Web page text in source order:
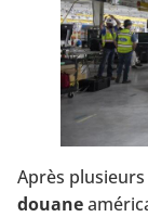
Après
douane